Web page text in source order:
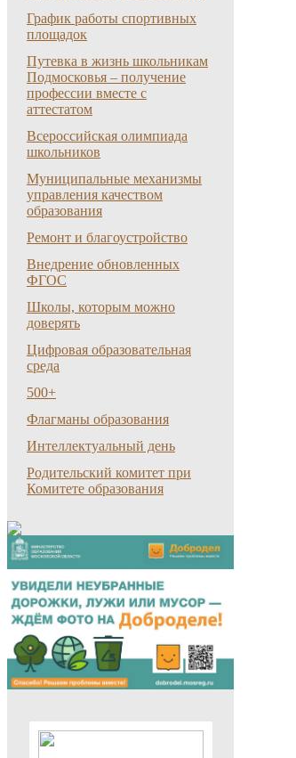
График работы спортивных
площадок
Путевка в жизнь школьникам
Подмосковья – получение
профессии вместе с
аттестатом
Всероссийская олимпиада
школьников
Муниципальные механизмы
управления качеством
образования
Ремонт и благоустройство
Внедрение обновленных
ФГОС
Школы, которым можно
доверять
Цифровая образовательная
среда
500+
Флагманы образования
Интеллектуальный день
Родительский комитет при
Комитете образования